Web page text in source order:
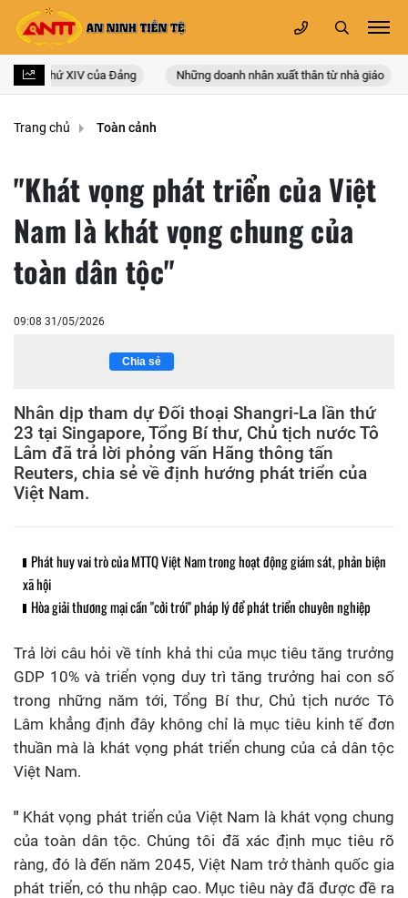
lần thứ XIV của Đảng Những doanh nhân xuất thân từ nhà giáo
Trang chủ Toàn cảnh
"Khát vọng phát triển của Việt
Nam là khát vọng chung của
toàn dân tộc"
09:08 31/05/2026
Chia sẻ
Nhân dịp tham dự Đối thoại Shangri-La lần thứ
23 tại Singapore, Tổng Bí thư, Chủ tịch nước Tô
Lâm đã trả lời phỏng vấn Hãng thông tấn
Reuters, chia sẻ về định hướng phát triển của
Việt Nam.
Phát huy vai trò của MTTQ Việt Nam trong hoạt động giám sát, phản biện
xã hội
Hòa giải thương mại cần "cởi trói" pháp lý để phát triển chuyên nghiệp
Trả lời câu hỏi về tính khả thi của mục tiêu tăng trưởng
GDP 10% và triển vọng duy trì tăng trưởng hai con số
trong những năm tới, Tổng Bí thư, Chủ tịch nước Tô
Lâm khẳng định đây không chỉ là mục tiêu kinh tế đơn
thuần mà là khát vọng phát triển chung của cả dân tộc
Việt Nam.
" Khát vọng phát triển của Việt Nam là khát vọng chung
của toàn dân tộc. Chúng tôi đã xác định mục tiêu rõ
ràng, đó là đến năm 2045, Việt Nam trở thành quốc gia
phát triển, có thu nhập cao. Mục tiêu này đã được đề ra